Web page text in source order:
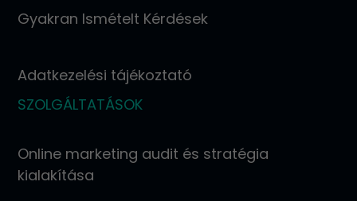
Gyakran Ismételt Kérdések
Adatkezelési tájékoztató
SZOLGÁLTATÁSOK
Online marketing audit és stratégia
kialakítása